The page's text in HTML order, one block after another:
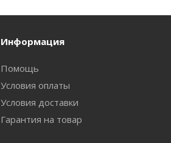
Информация
Помощь
Условия оплаты
Условия доставки
Гарантия на товар